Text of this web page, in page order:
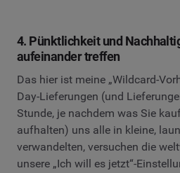
4. Pünktlichkeit und
aufeinander treffen
Das hier ist meine „Wildcard-
Day-Lieferungen (und
Stunde, je nachdem was Sie
aufhalten) uns alle in kleine,
verwandelten, versuchen die
unsere „Ich will es jetzt“-